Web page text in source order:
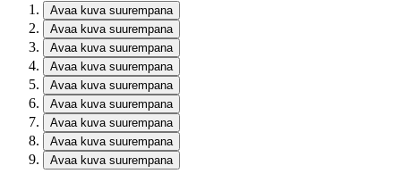
Avaa kuva suurempana
Avaa kuva suurempana
Avaa kuva suurempana
Avaa kuva suurempana
Avaa kuva suurempana
Avaa kuva suurempana
Avaa kuva suurempana
Avaa kuva suurempana
Avaa kuva suurempana